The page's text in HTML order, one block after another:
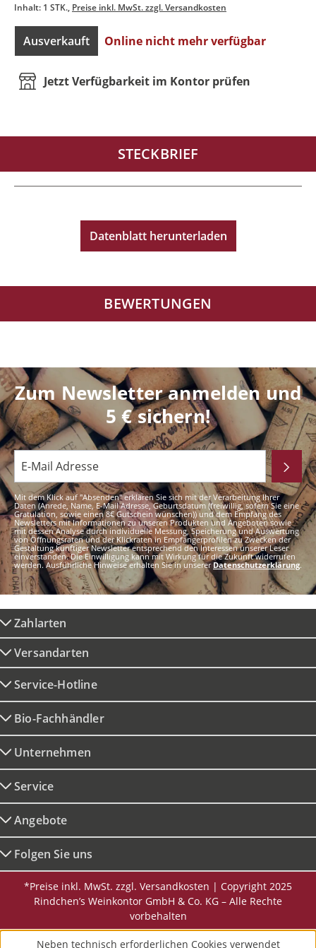
Inhalt: 1 STK. Preise inkl. MwSt. zzgl. Versandkosten
Ausverkauft Online nicht mehr verfügbar
Jetzt Verfügbarkeit im Kontor prüfen
STECKBRIEF
Datenblatt herunterladen
BEWERTUNGEN
Zum Newsletter anmelden und
5 € sichern!
Mit dem Klick auf "Absenden" erklären Sie sich mit der Verarbeitung Ihrer
Daten (Anrede, Name, E-Mail Adresse, Geburtsdatum (freiwillig, sofern Sie eine
Gratulation, sowie einen 8€ Gutschein wünschen)) und dem Empfang des
Newsletters mit Informationen zu unseren Produkten und Angeboten sowie
mit dessen Analyse durch individuelle Messung, Speicherung und Auswertung
von Öffnungsraten und der Klickraten in Empfängerprofilen zu Zwecken der
Gestaltung künftiger Newsletter entsprechend den Interessen unserer Leser
einverstanden. Die Einwilligung kann mit Wirkung für die Zukunft widerrufen
werden. Ausführliche Hinweise erhalten Sie in unsererDatenschutzerklärung.
Zahlarten
Versandarten
Service-Hotline
Bio-Fachhändler
Unternehmen
Service
Angebote
Folgen Sie uns
*Preise inkl. MwSt. zzgl. Versandkosten | Copyright 2025
Rindchen’s Weinkontor GmbH & Co. KG – Alle Rechte
vorbehalten
Neben technisch erforderlichen Cookies verwendet